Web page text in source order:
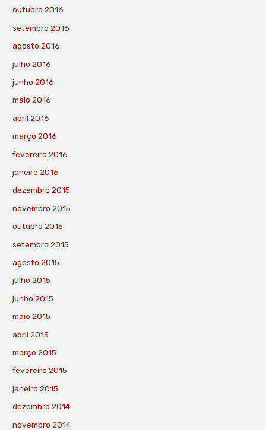
outubro 2016
setembro 2016
agosto 2016
julho 2016
junho 2016
maio 2016
abril 2016
março 2016
fevereiro 2016
janeiro 2016
dezembro 2015
novembro 2015
outubro 2015
setembro 2015
agosto 2015
julho 2015
junho 2015
maio 2015
abril 2015
março 2015
fevereiro 2015
janeiro 2015
dezembro 2014
novembro 2014